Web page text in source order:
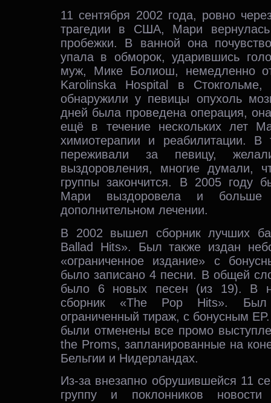
11 сентября 2002 года, ровно
трагедии в США, Мари
пробежки. В ванной она
упала в обморок, ударившись
муж, Мике Болиош, немедленно
Karolinska Hospital в
обнаружили у певицы опухоль
дней была проведена операция,
ещё в течение нескольких лет
химиотерапии и реабилитации. В
переживали за певицу,
выздоровления, многие думали,
группы закончится. В 2005 году
Мари выздоровела и
дополнительном лечении.
В 2002 вышел сборник лучших
Ballad Hits». Был также издан
«ограниченное издание» с
было записано 4 песни. В общей
было 6 новых песен (из 19). В
сборник «The Pop Hits».
ограниченный тираж, с бонусным
были отменены все промо
the Proms, запланированные на
Бельгии и Нидерландах.
Из-за внезапно обрушившейся 11
группу и поклонников